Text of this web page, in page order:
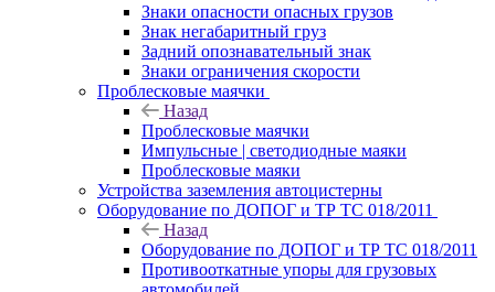
Знаки опасности опасных грузов
Знак негабаритный груз
Задний опознавательный знак
Знаки ограничения скорости
Проблесковые маячки
Назад
Проблесковые маячки
Импульсные | светодиодные маяки
Проблесковые маяки
Устройства заземления автоцистерны
Оборудование по ДОПОГ и ТР ТС 018/2011
Назад
Оборудование по ДОПОГ и ТР ТС 018/2011
Противооткатные упоры для грузовых